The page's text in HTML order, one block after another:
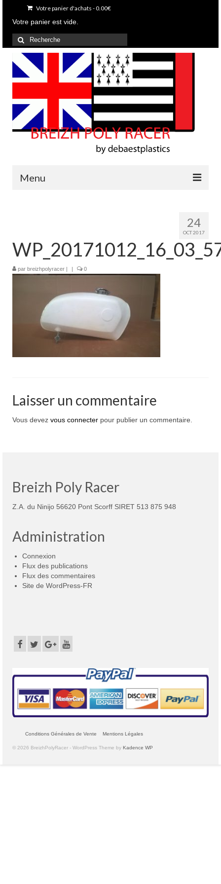
Votre panier d'achats -0.00€
Votre panier est vide.
Rechercher
:
Menu
Projets en cours
Mon compte
Nous contacter
Nous situer
24
OCT 2017
par breizhpolyracer 0
Laisser un commentaire
Vous devez vous connecter pour publier un commentaire.
Breizh Poly Racer
Z.A. du Ninijo 56620 Pont Scorff SIRET 513 875 948
Administration
Connexion
Flux des publications
Flux des commentaires
Site de WordPress-FR
Conditions Générales de Vente Mentions Légales
© 2026 BreizhPolyRacer - WordPress Theme by Kadence WP